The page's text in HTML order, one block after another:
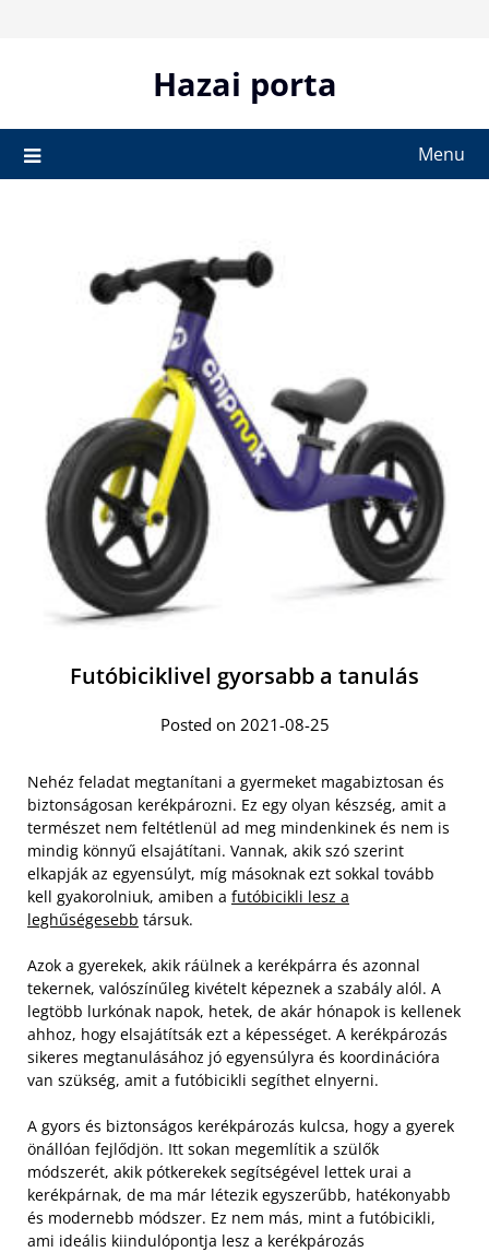
Hazai porta
Menu
Futóbiciklivel gyorsabb a tanulás
Posted on 2021-08-25
Nehéz feladat megtanítani a gyermeket magabiztosan és
biztonságosan kerékpározni. Ez egy olyan készség, amit a
természet nem feltétlenül ad meg mindenkinek és nem is
mindig könnyű elsajátítani. Vannak, akik szó szerint
elkapják az egyensúlyt, míg másoknak ezt sokkal tovább
kell gyakorolniuk, amiben a futóbicikli lesz a
leghűségesebb társuk.
Azok a gyerekek, akik ráülnek a kerékpárra és azonnal
tekernek, valószínűleg kivételt képeznek a szabály alól. A
legtöbb lurkónak napok, hetek, de akár hónapok is kellenek
ahhoz, hogy elsajátítsák ezt a képességet. A kerékpározás
sikeres megtanulásához jó egyensúlyra és koordinációra
van szükség, amit a futóbicikli segíthet elnyerni.
A gyors és biztonságos kerékpározás kulcsa, hogy a gyerek
önállóan fejlődjön. Itt sokan megemlítik a szülők
módszerét, akik pótkerekek segítségével lettek urai a
kerékpárnak, de ma már létezik egyszerűbb, hatékonyabb
és modernebb módszer. Ez nem más, mint a futóbicikli,
ami ideális kiindulópontja lesz a kerékpározás